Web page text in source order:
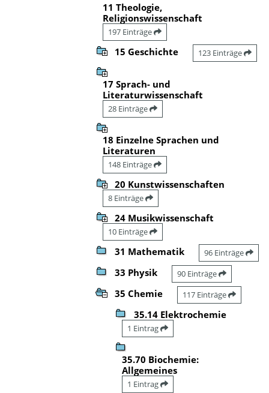
11 Theologie,
Religionswissenschaft
197 Einträge
15 Geschichte 123 Einträge
17 Sprach- und
Literaturwissenschaft
28 Einträge
18 Einzelne Sprachen und
Literaturen
148 Einträge
20 Kunstwissenschaften
8 Einträge
24 Musikwissenschaft
10 Einträge
31 Mathematik 96 Einträge
33 Physik 90 Einträge
35 Chemie 117 Einträge
35.14 Elektrochemie
1 Eintrag
35.70 Biochemie:
Allgemeines
1 Eintrag